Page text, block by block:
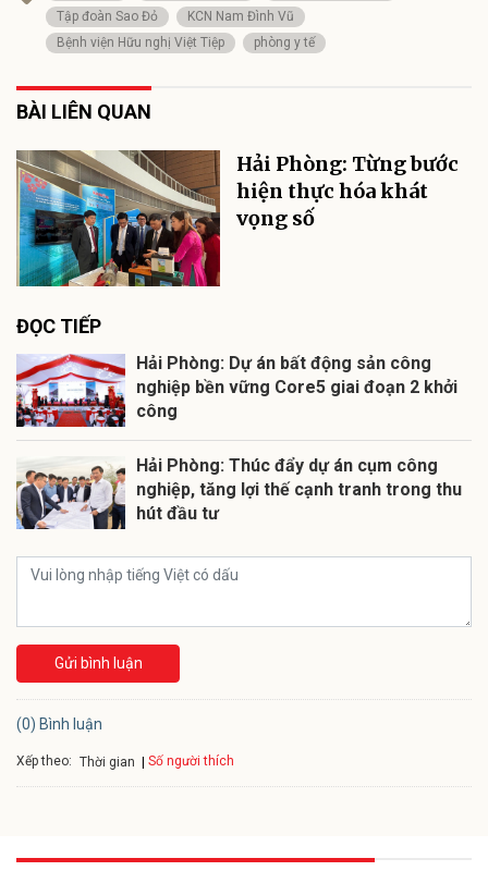
Tập đoàn Sao Đỏ
KCN Nam Đình Vũ
Bệnh viện Hữu nghị Việt Tiệp
phòng y tế
BÀI LIÊN QUAN
Hải Phòng: Từng bước
hiện thực hóa khát
vọng số
ĐỌC TIẾP
Hải Phòng: Dự án bất động sản công
nghiệp bền vững Core5 giai đoạn 2 khởi
công
Hải Phòng: Thúc đẩy dự án cụm công
nghiệp, tăng lợi thế cạnh tranh trong thu
hút đầu tư
Gửi bình luận
(0) Bình luận
Xếp theo: Thời gian Số người thích